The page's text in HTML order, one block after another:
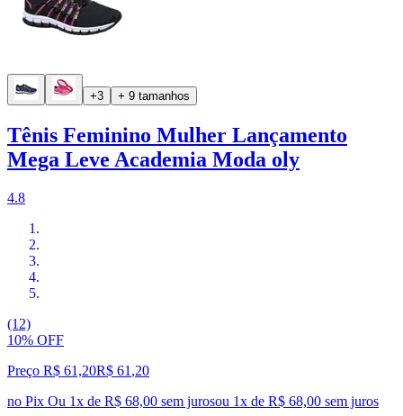
+3 + 9 tamanhos
Tênis Feminino Mulher Lançamento
Mega Leve Academia Moda oly
4.8
(12)
10% OFF
Preço R$ 61,20R$ 61 ,20
no Pix Ou 1x de R$ 68,00 sem jurosou 1x de R$ 68,00 sem juros